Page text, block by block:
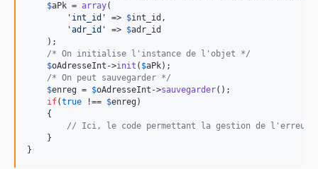
$aPk = array(
' int_id ' => $int_id ,
'adr_id ' => $adr_id
    );
/* On initialise l'instance de l'objet */
$oAdresseInt ->init ( $aPk);
/* On peut sauvegarder */
$enreg = $oAdresseInt ->sauvegarder();
if(true !== $enreg )
    {
// Ici, le code permettant la gestion de l'erreur
    }
}